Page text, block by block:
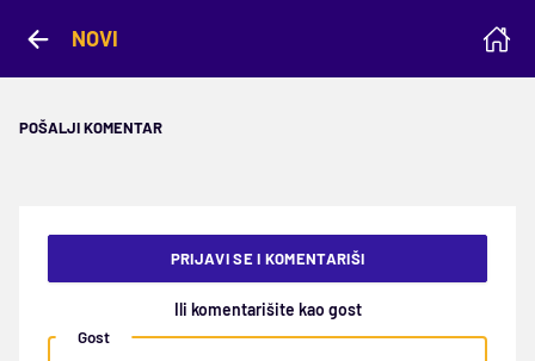
NOVI
POŠALJI KOMENTAR
PRIJAVI SE I KOMENTARIŠI
Ili komentarišite kao gost
Gost